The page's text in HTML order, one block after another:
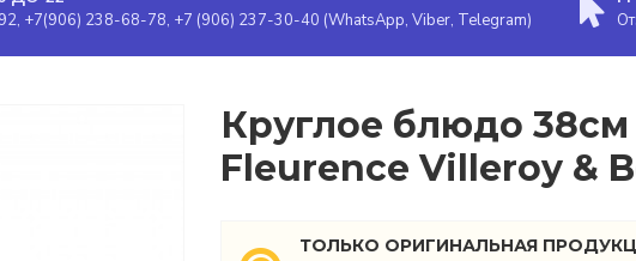
+7(906) 238-68-78, +7 (906) 237-30-40 (WhatsApp, Viber, Telegram)
Круглое блюдо
Fleurence Villeroy &
ТОЛЬКО ОРИГИНАЛЬНАЯ